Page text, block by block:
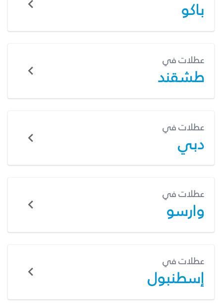
باكو
عطلات في
طشقند
عطلات في
دبي
عطلات في
وارسو
عطلات في
إسطنبول